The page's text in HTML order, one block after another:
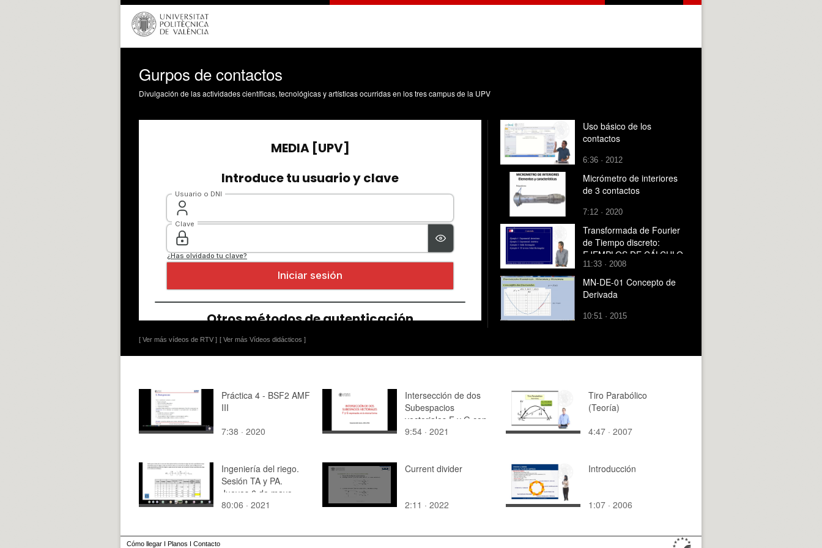
Gurpos de contactos
Divulgación de las actividades científicas, tecnológicas y artísticas ocurridas en los tres campus de la UPV
[ Ver más vídeos de RTV ] [ Ver más Vídeos didácticos ]
Uso básico de los
contactos
6:36 · 2012
Micrómetro de interiores
de 3 contactos
7:12 · 2020
Transformada de Fourier
de Tiempo discreto:
EJEMPLOS DE CÁLCULO
DE TRANSFORMADAS
11:33 · 2008
MN-DE-01 Concepto de
Derivada
10:51 · 2015
Práctica 4 - BSF2 AMF
III
7:38 · 2020
Intersección de dos
Subespacios
vectoriales F y G con
misma forma de
9:54 · 2021
Tiro Parabólico
(Teoría)
4:47 · 2007
Ingeniería del riego.
Sesión TA y PA.
Jueves 6 de mayo.
Dimensionado de la
80:06 · 2021
Current divider
2:11 · 2022
Introducción
1:07 · 2006
Cómo llegar I Planos I Contacto